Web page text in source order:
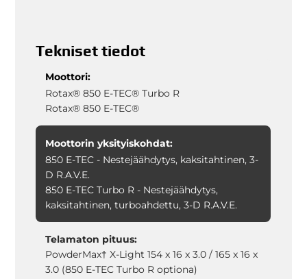
Tekniset tiedot
Moottori:
Rotax® 850 E-TEC® Turbo R
Rotax® 850 E-TEC®
Moottorin yksityiskohdat:
850 E-TEC - Nestejäähdytys, kaksitahtinen, 3-
D R.A.V.E.
850 E-TEC Turbo R - Nestejäähdytys,
kaksitahtinen, turboahdettu, 3-D R.A.V.E.
Telamaton pituus:
PowderMax† X-Light 154 x 16 x 3.0 / 165 x 16 x
3.0 (850 E-TEC Turbo R optiona)